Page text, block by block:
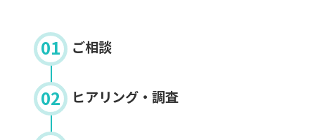
ご相談
ヒアリング・調査